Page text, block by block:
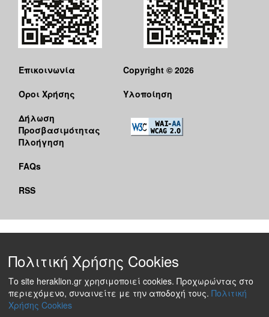
Επικοινωνία
Όροι Χρήσης
Δήλωση
Προσβασιμότητας
Πλοήγηση
FAQs
RSS
Copyright © 2026
Υλοποίηση
Πολιτική Χρήσης Cookies
Το site heraklion.gr χρησιμοποιεί cookies. Προχωρώντας στο
περιεχόμενο, συναινείτε με την αποδοχή τους. Πολιτική
Χρήσης Cookies